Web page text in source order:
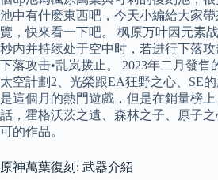
池中有什麽東西吧，今天小編給大家
覽，快來看一下吧。 枫原万叶因元素
秒内并持续处于空中时，若进行下落
下落攻击•乱岚拨止。 2023年二月發售
太空計劃2、光榮跟EA狂野之心、SE
是這個月的熱門遊戲，但是在銷量榜
話，霍格沃茨之遺、森林之子、原子
可的作品。
原神萬葉復刻: 武器介紹